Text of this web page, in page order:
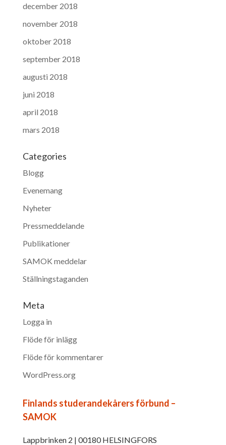
december 2018
november 2018
oktober 2018
september 2018
augusti 2018
juni 2018
april 2018
mars 2018
Categories
Blogg
Evenemang
Nyheter
Pressmeddelande
Publikationer
SAMOK meddelar
Ställningstaganden
Meta
Logga in
Flöde för inlägg
Flöde för kommentarer
WordPress.org
Finlands studerandekårers förbund –
SAMOK
Lappbrinken 2 | 00180 HELSINGFORS